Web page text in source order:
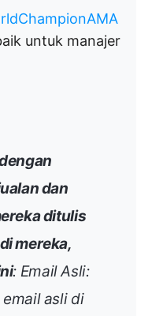
untuk manajer
dan
ditulis
mereka,
: Email Asli:
asli di